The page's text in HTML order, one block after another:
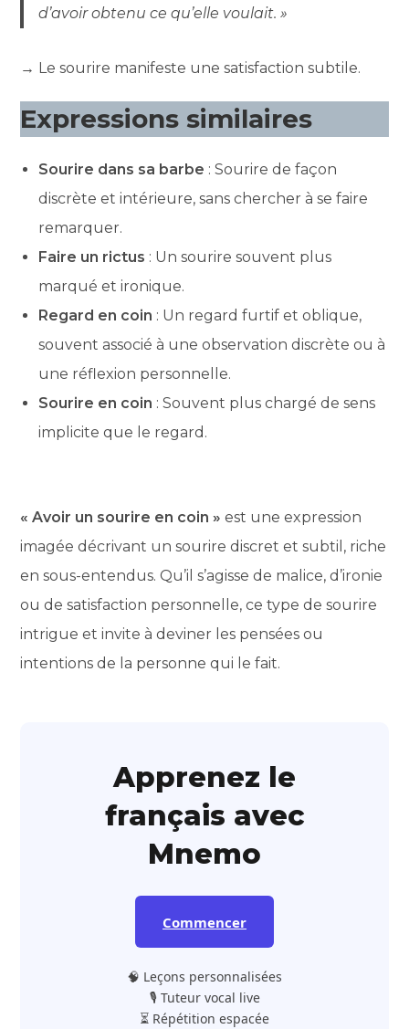
d’avoir obtenu ce qu’elle voulait. »
→ Le sourire manifeste une satisfaction subtile.
Expressions similaires
Sourire dans sa barbe : Sourire de façon
discrète et intérieure, sans chercher à se faire
remarquer.
Faire un rictus : Un sourire souvent plus
marqué et ironique.
Regard en coin : Un regard furtif et oblique,
souvent associé à une observation discrète ou à
une réflexion personnelle.
Sourire en coin : Souvent plus chargé de sens
implicite que le regard.
« Avoir un sourire en coin » est une expression
imagée décrivant un sourire discret et subtil, riche
en sous-entendus. Qu’il s’agisse de malice, d’ironie
ou de satisfaction personnelle, ce type de sourire
intrigue et invite à deviner les pensées ou
intentions de la personne qui le fait.
Apprenez le
français avec
Mnemo
Commencer
🧠 Leçons personnalisées
🎙️ Tuteur vocal live
⏳ Répétition espacée